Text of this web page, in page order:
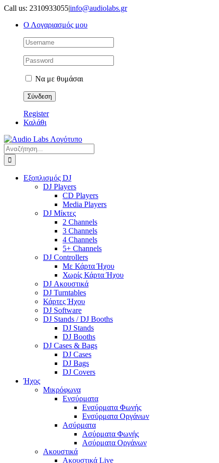
Μετάβαση
περιεχόμενο
Call us: 2310933055|info@audiolabs.gr
Ο Λογαριασμός μου
Να με θυμάσαι
Register
Καλάθι
Αναζήτηση
για:
Εξοπλισμός DJ
DJ Players
CD Players
Media Players
DJ Μίκτες
2 Channels
3 Channels
4 Channels
5+ Channels
DJ Controllers
Με Κάρτα Ήχου
Χωρίς Κάρτα Ήχου
DJ Ακουστικά
DJ Turntables
Κάρτες Ήχου
DJ Software
DJ Stands / DJ Booths
DJ Stands
DJ Booths
DJ Cases & Bags
DJ Cases
DJ Bags
DJ Covers
Ήχος
Μικρόφωνα
Ενσύρματα
Ενσύρματα Φωνής
Ενσύρματα Οργάνων
Ασύρματα
Ασύρματα Φωνής
Ασύρματα Οργάνων
Ακουστικά
Ακουστικά Live